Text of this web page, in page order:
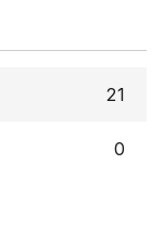
21
0